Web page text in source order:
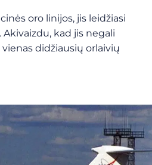
oro linijos, jis leidžiasi
kad jis negali
didžiausių orlaivių